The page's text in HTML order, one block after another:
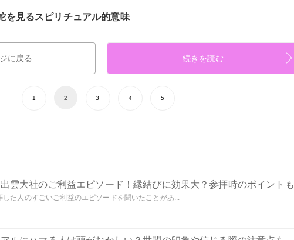
を見るスピリチュアル的意味
に戻る 続きを読む
1 2 3 4 5
出雲大社のご利益エピソード！縁結びに効果大？参拝時のポイントも
した人のすごいご利益のエピソードを聞いたことがあ...